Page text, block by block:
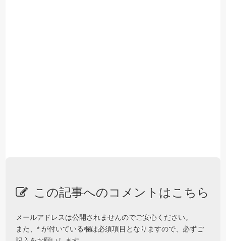
この記事へのコメントはこちら
メールアドレスは公開されませんのでご安心ください。
また、* が付いている欄は必須項目となりますので、必ずご